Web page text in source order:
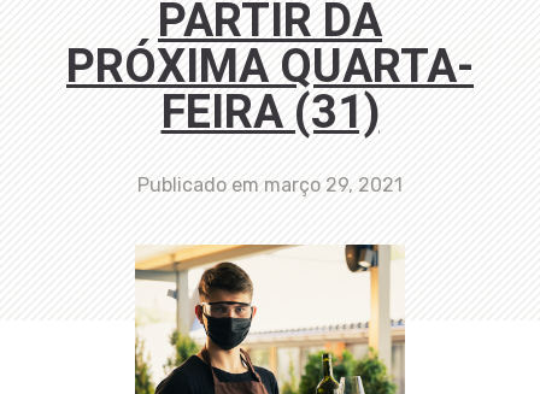
PARTIR DA
PRÓXIMA QUARTA-
FEIRA (31)
Publicado em março 29, 2021